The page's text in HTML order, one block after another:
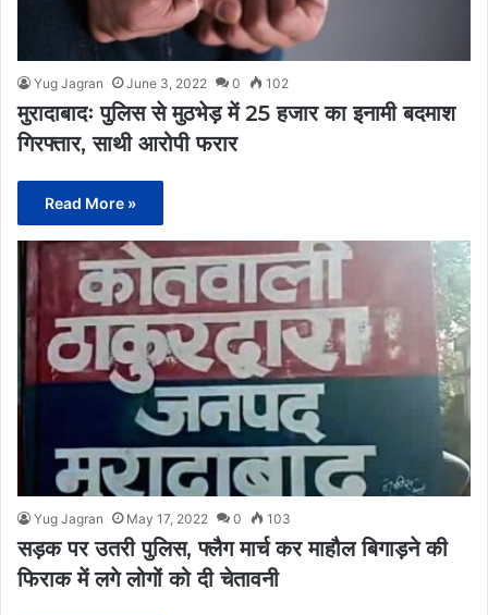
Yug Jagran June 3, 2022 0 102
मुरादाबादः पुलिस से मुठभेड़ में 25 हजार का इनामी बदमाश
गिरफ्तार, साथी आरोपी फरार
Read More »
Yug Jagran May 17, 2022 0 103
सड़क पर उतरी पुलिस, फ्लैग मार्च कर माहौल बिगाड़ने की
फिराक में लगे लोगों को दी चेतावनी